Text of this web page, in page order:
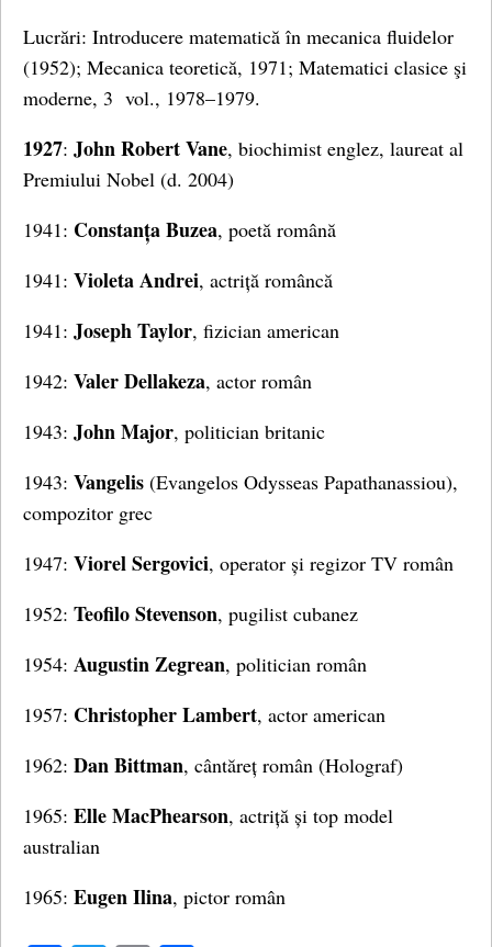
Lucrări: Introducere matematică în mecanica fluidelor
(1952); Mecanica teoretică, 1971; Matematici clasice şi
moderne, 3 vol., 1978–1979.
1927: John Robert Vane, biochimist englez, laureat al
Premiului Nobel (d. 2004)
1941: Constanța Buzea, poetă română
1941: Violeta Andrei, actriță româncă
1941: Joseph Taylor, fizician american
1942: Valer Dellakeza, actor român
1943: John Major, politician britanic
1943: Vangelis (Evangelos Odysseas Papathanassiou),
compozitor grec
1947: Viorel Sergovici, operator și regizor TV român
1952: Teofilo Stevenson, pugilist cubanez
1954: Augustin Zegrean, politician român
1957: Christopher Lambert, actor american
1962: Dan Bittman, cântăreț român (Holograf)
1965: Elle MacPhearson, actriță și top model
australian
1965: Eugen Ilina, pictor român